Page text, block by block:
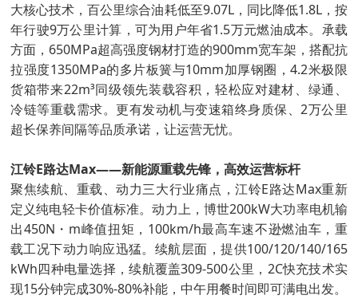
大核心技术，百公里综合油耗低至9.07L，同比降低1.8L，按
年行驶9万公里计算，可为用户年省1.5万元燃油成本。承载
方面，650MPa超高强度钢材打造的900mm宽车架，搭配抗
拉强度1350MPa的多片板簧与10mm加厚钢圈，4.2米极限
货箱带来22m³同级领先装载容积，轻松应对建材、绿通、
冷链等重载需求。更有发动机与变速箱终身质保、2万公里
超长保养间隔等品质承诺，让运营无忧。
江铃E路达Max——新能源重载先锋，高效运营标杆
聚焦续航、重载、动力三大行业痛点，江铃E路达Max重新
定义纯电轻卡价值标准。动力上，博世200kW大功率电机输
出450N・m峰值扭矩，100km/h最高车速不逊燃油车，重
载工况下动力响应迅猛。续航层面，提供100/120/140/165
kWh四种电量选择，续航覆盖309-500公里，2C快充技术实
现15分钟完成30%-80%补能，中午用餐时间即可满电出发。